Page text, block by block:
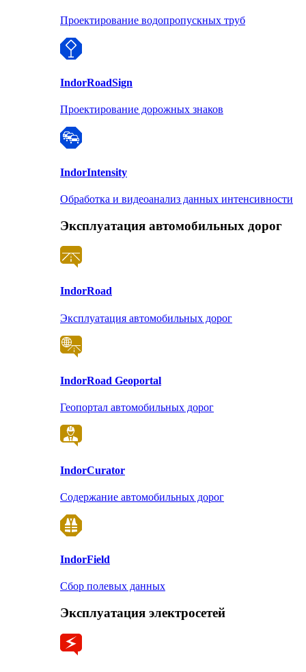
Проектирование водопропускных труб
IndorRoadSign
Проектирование дорожных знаков
IndorIntensity
Обработка и видеоанализ данных интенсивности
Эксплуатация автомобильных дорог
IndorRoad
Эксплуатация автомобильных дорог
IndorRoad Geoportal
Геопортал автомобильных дорог
IndorCurator
Содержание автомобильных дорог
IndorField
Сбор полевых данных
Эксплуатация электросетей